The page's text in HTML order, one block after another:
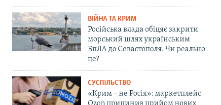
ВІЙНА ТА КРИМ
Російська влада обіцяє закрити
морський шлях українським
БпЛА до Севастополя. Чи реально
це?
СУСПІЛЬСТВО
«Крим – не Росія»: маркетплейс